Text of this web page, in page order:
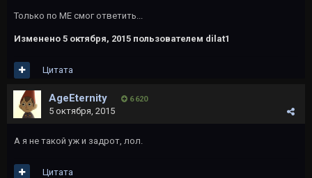
Только по ME смог ответить...
Изменено 5 октября, 2015 пользователем dilat1
Цитата
AgeEternity 6 620
5 октября, 2015
А я не такой уж и задрот, лол.
Цитата